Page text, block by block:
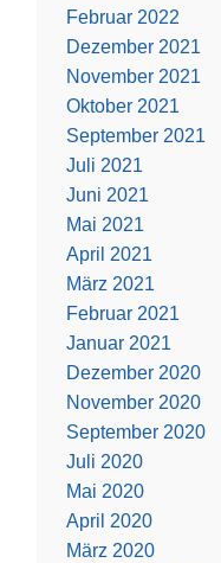
Februar 2022
Dezember 2021
November 2021
Oktober 2021
September 2021
Juli 2021
Juni 2021
Mai 2021
April 2021
März 2021
Februar 2021
Januar 2021
Dezember 2020
November 2020
September 2020
Juli 2020
Mai 2020
April 2020
März 2020